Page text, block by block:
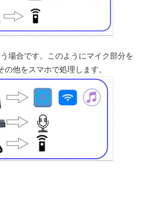
場合です。このようにマイク部分を
の他をスマホで処理します。